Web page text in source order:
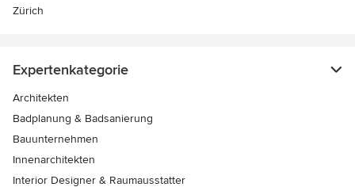
Zürich
Expertenkategorie
Architekten
Badplanung & Badsanierung
Bauunternehmen
Innenarchitekten
Interior Designer & Raumausstatter